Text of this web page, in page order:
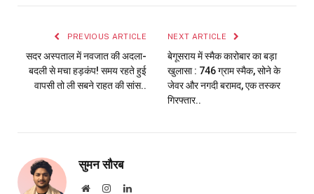
PREVIOUS ARTICLE
सदर अस्पताल में नवजात की अदला-
बदली से मचा हड़कंप! समय रहते हुई
वापसी तो ली सबने राहत की सांस..
NEXT ARTICLE
बेगूसराय में स्मैक कारोबार का बड़ा
खुलासा : 746 ग्राम स्मैक, सोने के
जेवर और नगदी बरामद, एक तस्कर
गिरफ्तार..
सुमन सौरब
WebsiteInstagramLinkedIn